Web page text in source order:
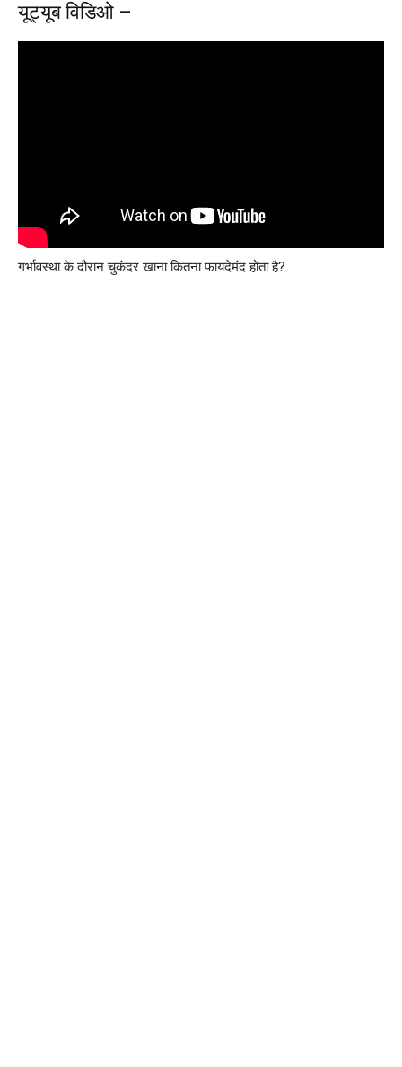
यूट्यूब विडिओ –
गर्भावस्था के दौरान चुकंदर खाना कितना फायदेमंद होता है?